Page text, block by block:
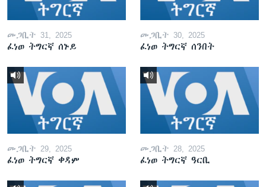
መጋቢት 31, 2025
ፈነወ ትግርኛ ሰኑይ
መጋቢት 30, 2025
ፈነወ ትግርኛ ሰንበት
መጋቢት 29, 2025
ፈነወ ትግርኛ ቀዳም
መጋቢት 28, 2025
ፈነወ ትግርኛ ዓርቢ